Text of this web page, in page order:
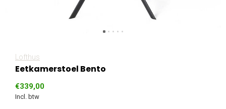
Lofthus
Eetkamerstoel Bento
€339,00
Incl. btw